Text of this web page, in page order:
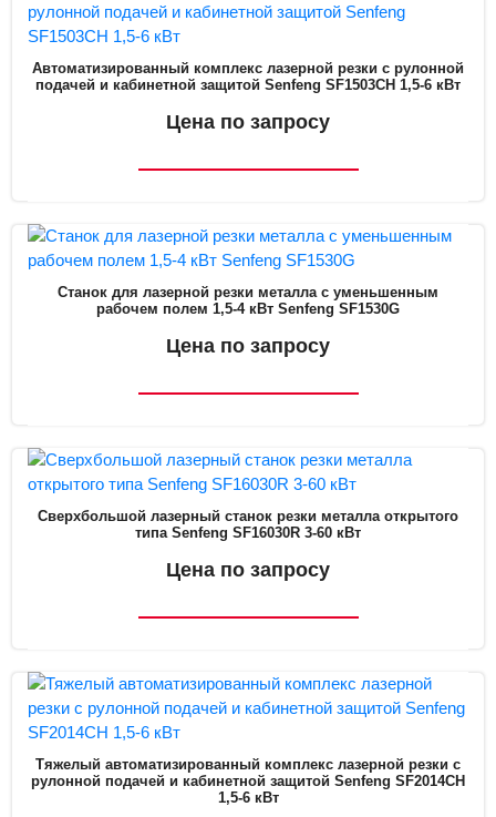
Автоматизированный комплекс лазерной резки с рулонной
подачей и кабинетной защитой Senfeng SF1503CH 1,5-6 кВт
Цена по запросу
Станок для лазерной резки металла с уменьшенным
рабочем полем 1,5-4 кВт Senfeng SF1530G
Цена по запросу
Сверхбольшой лазерный станок резки металла открытого
типа Senfeng SF16030R 3-60 кВт
Цена по запросу
Тяжелый автоматизированный комплекс лазерной резки с
рулонной подачей и кабинетной защитой Senfeng SF2014CH
1,5-6 кВт